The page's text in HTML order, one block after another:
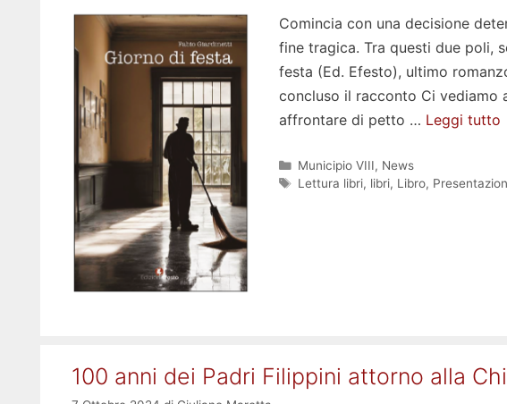
Comincia con una decisione
fine tragica. Tra questi due poli,
festa (Ed. Efesto), ultimo
concluso il racconto Ci vediamo
affrontare di petto … Leggi tutto
Categorie
Municipio VIII, News
Tag
Lettura libri, libri, Libro,
100 anni dei Padri Filippini attorno alla